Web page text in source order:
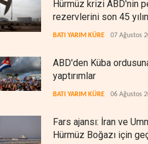
Hürmüz krizi ABD'nin
rezervlerini son 45
indirdi
BATI YARIM KÜRE 07 Ağustos
ABD'den Küba
yaptırımlar
BATI YARIM KÜRE 06 Ağustos
Fars ajansı: İran ve
Hürmüz Boğazı için